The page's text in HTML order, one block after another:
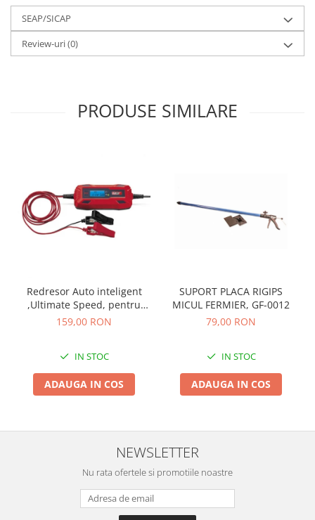
Sisteme de irigat si stropit
Timp liber
Accesorii pentru ATV
Granulatoare de furaje
Tocatoare de furaje
SEAP/SICAP
Review-uri(0)
PRODUSE SIMILARE
Redresor Auto inteligent
,Ultimate Speed, pentru
incarcare baterie auto 6V -
LCD
159,00 RON
IN STOC
ADAUGA IN COS
SUPORT PLACA RIGIPS
MICUL FERMIER, GF-0012
79,00 RON
IN STOC
ADAUGA IN COS
NEWSLETTER
Nu rata ofertele si promotiile noastre